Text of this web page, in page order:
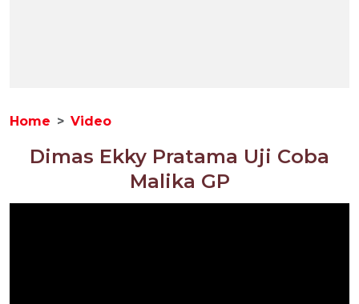
Home Video
Dimas Ekky Pratama Uji Coba
Malika GP